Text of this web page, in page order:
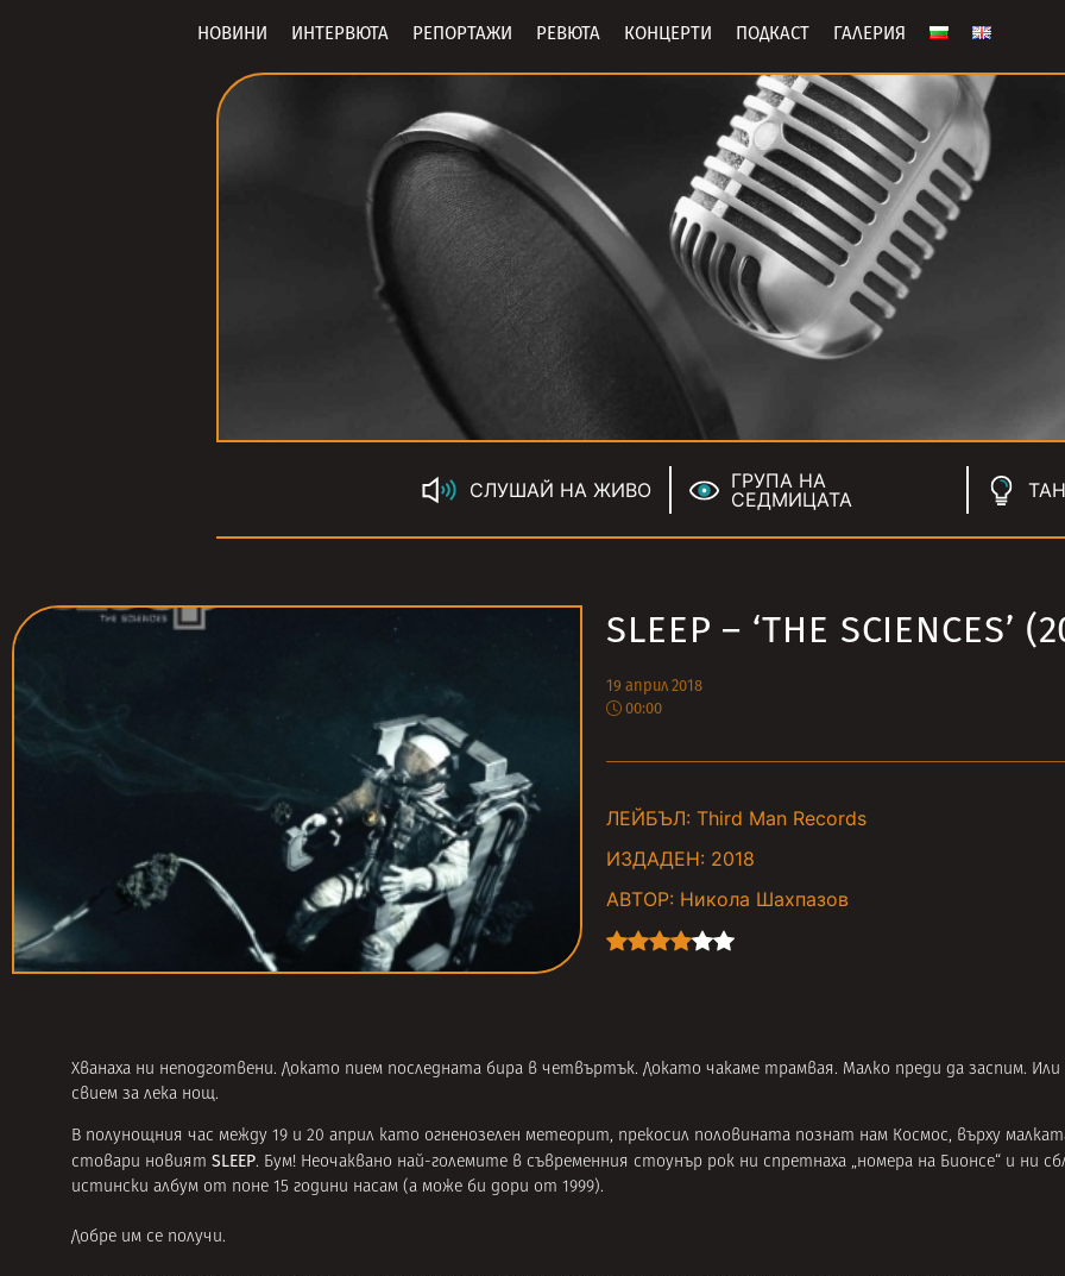
НОВИНИ ИНТЕРВЮТА РЕПОРТАЖИ РЕВЮТА КОНЦЕРТИ ПОДКАСТ ГАЛЕРИЯ
СЛУШАЙ НА ЖИВО
ГРУПА НА
СЕДМИЦАТА
SLEEP – ‘THE SCIENCES’
19 април 2018
00:00
ЛЕЙБЪЛ: Third Man Records
ИЗДАДЕН: 2018
АВТОР: Никола Шахпазов
Хванаха ни неподготвени. Докато пием последната бира в четвъртък. Докато чакаме трамвая. Малко преди да заспим. Или
свием за лека нощ.
В полунощния час между 19 и 20 април като огненозелен метеорит, прекосил половината познат нам Космос, върху
стовари новият SLEEP. Бум! Неочаквано най-големите в съвременния стоунър рок ни спретнаха „номера на Бионсе“ и ни
истински албум от поне 15 години насам (а може би дори от 1999).
Добре им се получи.